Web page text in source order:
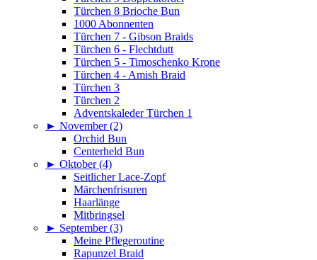
Türchen 8 Brioche Bun
1000 Abonnenten
Türchen 7 - Gibson Braids
Türchen 6 - Flechtdutt
Türchen 5 - Timoschenko Krone
Türchen 4 - Amish Braid
Türchen 3
Türchen 2
Adventskaleder Türchen 1
► November (2)
Orchid Bun
Centerheld Bun
► Oktober (4)
Seitlicher Lace-Zopf
Märchenfrisuren
Haarlänge
Mitbringsel
► September (3)
Meine Pflegeroutine
Rapunzel Braid